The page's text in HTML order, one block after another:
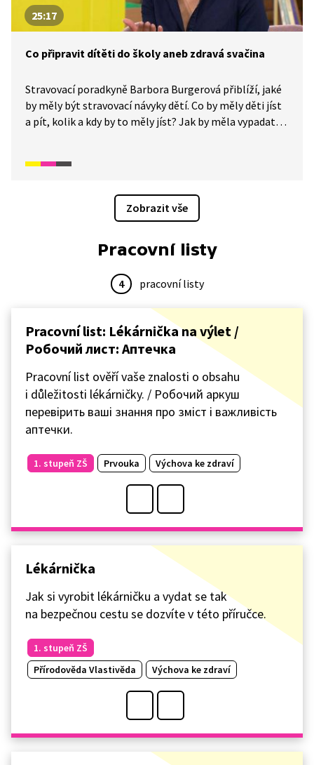
25:17
Co připravit dítěti do školy aneb zdravá svačina
Stravovací poradkyně Barbora Burgerová přiblíží, jaké
by měly být stravovací návyky dětí. Co by měly děti jíst
a pít, kolik a kdy by to měly jíst? Jak by měla vypadat
Zobrazit vše
Pracovní listy
4 pracovní listy
Pracovní list: Lékárnička na výlet /
Робочий лист: Аптечка
Pracovní list ověří vaše znalosti o obsahu
i důležitosti lékárničky. / Робочий аркуш
перевірить ваші знання про зміст і важливість
аптечки.
1. stupeň ZŠ Prvouka Výchova ke zdraví
Lékárnička
Jak si vyrobit lékárničku a vydat se tak
na bezpečnou cestu se dozvíte v této příručce.
1. stupeň ZŠ
Přírodověda Vlastivěda
Výchova ke zdraví